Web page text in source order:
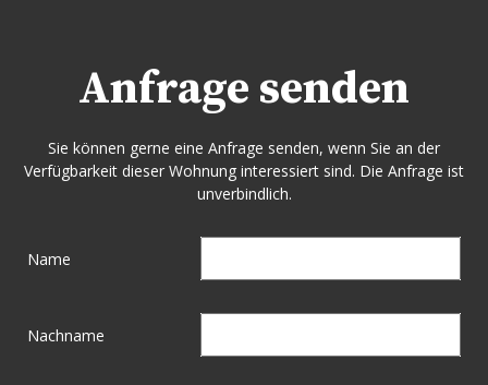
Anfrage senden
Sie können gerne eine Anfrage senden, wenn Sie an der
Verfügbarkeit dieser Wohnung interessiert sind. Die Anfrage ist
unverbindlich.
Name
Nachname